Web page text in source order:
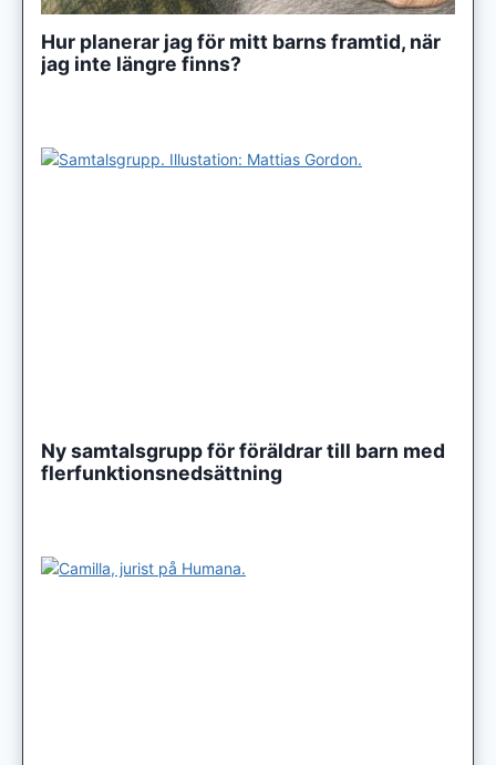
Hur planerar jag för mitt barns framtid, när
jag inte längre finns?
Ny samtalsgrupp för föräldrar till barn med
flerfunktionsnedsättning